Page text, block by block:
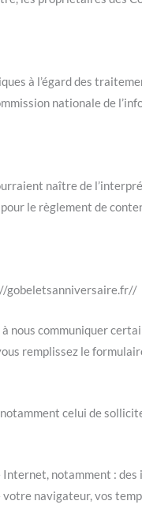
à l’égard des
nationale de
naître de
le règlement de
gobeletsanniversaire.fr//
nous communiquer
remplissez le
celui de
notamment :
navigateur, vos temps